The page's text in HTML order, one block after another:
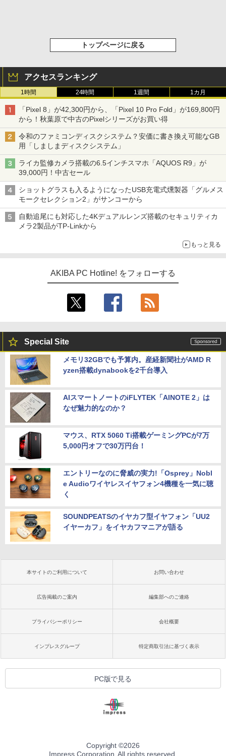
トップページに戻る
アクセスランキング
1時間 24時間 1週間 1カ月
「Pixel 8」が42,300円から、「Pixel 10 Pro Fold」が169,800円
から！秋葉原で中古のPixelシリーズがお買い得
令和のファミコンディスクシステム？安価に書き換え可能なGB
用「しましまディスクシステム」
ライカ監修カメラ搭載の6.5インチスマホ「AQUOS R9」が
39,000円！中古セール
ショットグラスも入るようになったUSB充電式燻製器「グルメス
モークセレクション2」がサンコーから
自動追尾にも対応した4Kデュアルレンズ搭載のセキュリティカ
メラ2製品がTP-Linkから
もっと見る
AKIBA PC Hotline! をフォローする
Special Site
メモリ32GBでも予算内。産経新聞社がAMD R
yzen搭載dynabookを2千台導入
AIスマートノートのiFLYTEK「AINOTE 2」は
なぜ魅力的なのか？
マウス、RTX 5060 Ti搭載ゲーミングPCが7万
5,000円オフで30万円台！
エントリーなのに脅威の実力!「Osprey」Nobl
e Audioワイヤレスイヤフォン4機種を一気に聴
く
SOUNDPEATSのイヤカフ型イヤフォン「UU2
イヤーカフ」をイヤカフマニアが語る
本サイトのご利用について お問い合わせ
広告掲載のご案内 編集部へのご連絡
プライバシーポリシー 会社概要
インプレスグループ 特定商取引法に基づく表示
PC版で見る
Copyright ©2026
Impress Corporation. All rights reserved.